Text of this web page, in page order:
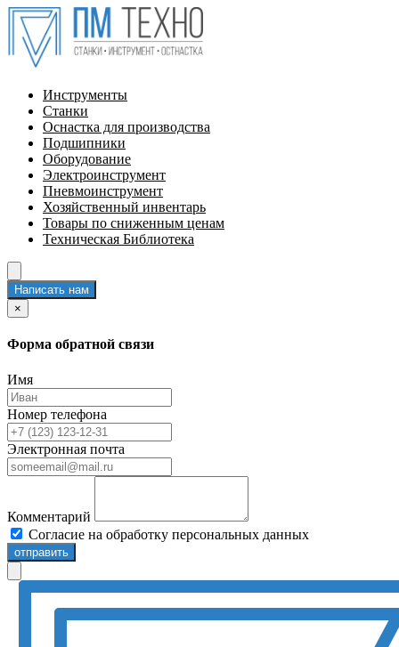
Инструменты
Станки
Оснастка для производства
Подшипники
Оборудование
Электроинструмент
Пневмоинструмент
Хозяйственный инвентарь
Товары по сниженным ценам
Техническая Библиотека
Написать нам
×
Форма обратной связи
Имя
Номер телефона
Электронная почта
Комментарий
Согласие на обработку персональных данных
отправить